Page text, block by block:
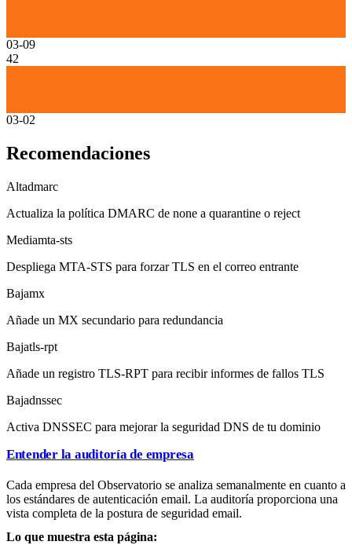
03-09
42
03-02
Recomendaciones
Altadmarc
Actualiza la política DMARC de none a quarantine o reject
Mediamta-sts
Despliega MTA-STS para forzar TLS en el correo entrante
Bajamx
Añade un MX secundario para redundancia
Bajatls-rpt
Añade un registro TLS-RPT para recibir informes de fallos TLS
Bajadnssec
Activa DNSSEC para mejorar la seguridad DNS de tu dominio
Entender la auditoría de empresa
Cada empresa del Observatorio se analiza semanalmente en cuanto a
los estándares de autenticación email. La auditoría proporciona una
vista completa de la postura de seguridad email.
Lo que muestra esta página: